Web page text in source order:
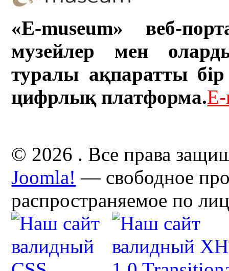
«E-museum» веб-
музейлер мен
туралы ақпаратты бір
цифрлық платформа.
© 2026 . Все права
Joomla! — свободное
распространяемое по